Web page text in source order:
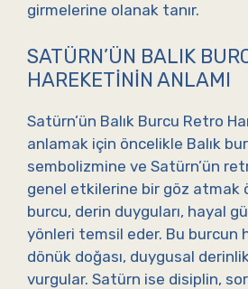
girmelerine olanak tanır.
SATÜRN’ÜN BALIK
HAREKETININ ANLAMI
Satürn’ün Balık Burcu Retro
anlamak için öncelikle Balık
sembolizmine ve Satürn’ün
genel etkilerine bir göz atmak
burcu, derin duyguları, hayal
yönleri temsil eder. Bu burcun
dönük doğası, duygusal
vurgular. Satürn ise disiplin,